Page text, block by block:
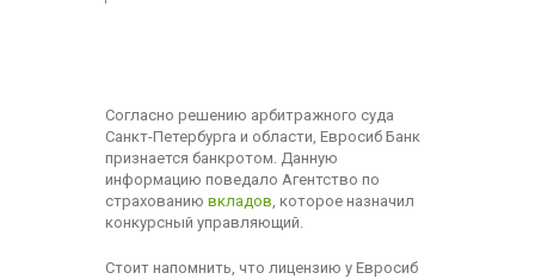
Согласно решению арбитражного суда
Санкт-Петербурга и области, Евросиб Банк
признается банкротом. Данную
информацию поведало Агентство по
страхованию вкладов, которое назначил
конкурсный управляющий.
Стоит напомнить, что лицензию у Евросиб